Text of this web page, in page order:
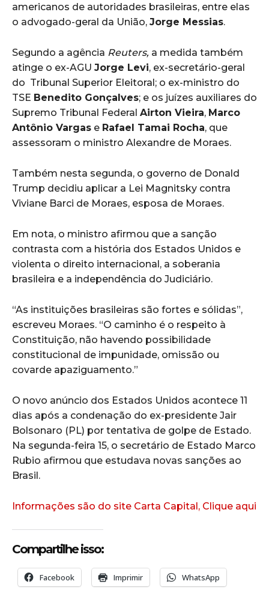
americanos de autoridades brasileiras, entre elas
o advogado-geral da União, Jorge Messias.
Segundo a agência Reuters, a medida também
atinge o ex-AGU Jorge Levi, ex-secretário-geral
do Tribunal Superior Eleitoral; o ex-ministro do
TSE Benedito Gonçalves; e os juízes auxiliares do
Supremo Tribunal Federal Airton Vieira, Marco
Antônio Vargas e Rafael Tamai Rocha, que
assessoram o ministro Alexandre de Moraes.
Também nesta segunda, o governo de Donald
Trump decidiu aplicar a Lei Magnitsky contra
Viviane Barci de Moraes, esposa de Moraes.
Em nota, o ministro afirmou que a sanção
contrasta com a história dos Estados Unidos e
violenta o direito internacional, a soberania
brasileira e a independência do Judiciário.
“As instituições brasileiras são fortes e sólidas”,
escreveu Moraes. “O caminho é o respeito à
Constituição, não havendo possibilidade
constitucional de impunidade, omissão ou
covarde apaziguamento.”
O novo anúncio dos Estados Unidos acontece 11
dias após a condenação do ex-presidente Jair
Bolsonaro (PL) por tentativa de golpe de Estado.
Na segunda-feira 15, o secretário de Estado Marco
Rubio afirmou que estudava novas sanções ao
Brasil.
Informações são do site Carta Capital, Clique aqui
Compartilhe isso:
Facebook Imprimir WhatsApp